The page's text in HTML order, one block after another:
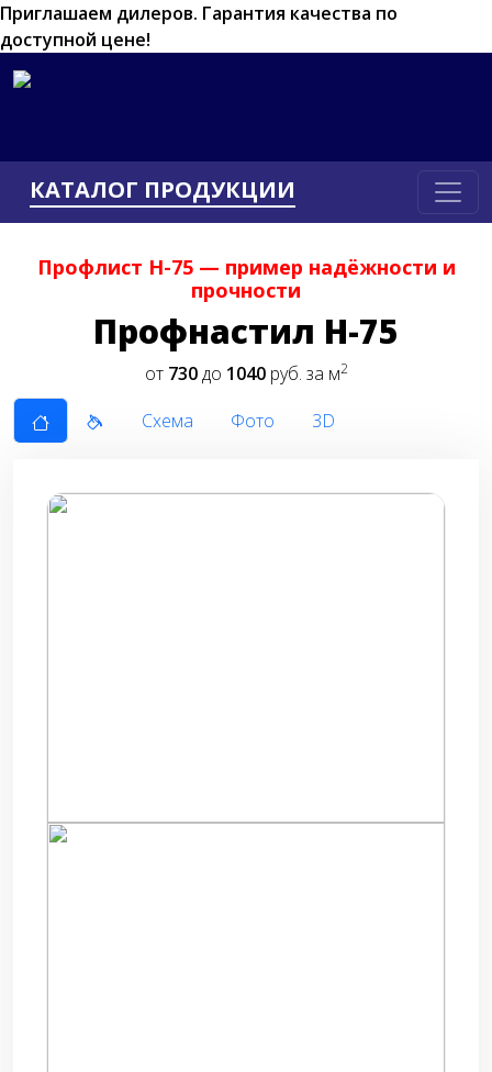
Приглашаем дилеров. Гарантия качества по
доступной цене!
КАТАЛОГ ПРОДУКЦИИ
Профлист Н-75 — пример надёжности и
прочности
Профнастил Н-75
от 730до 1040руб. за м2
Схема Фото 3D